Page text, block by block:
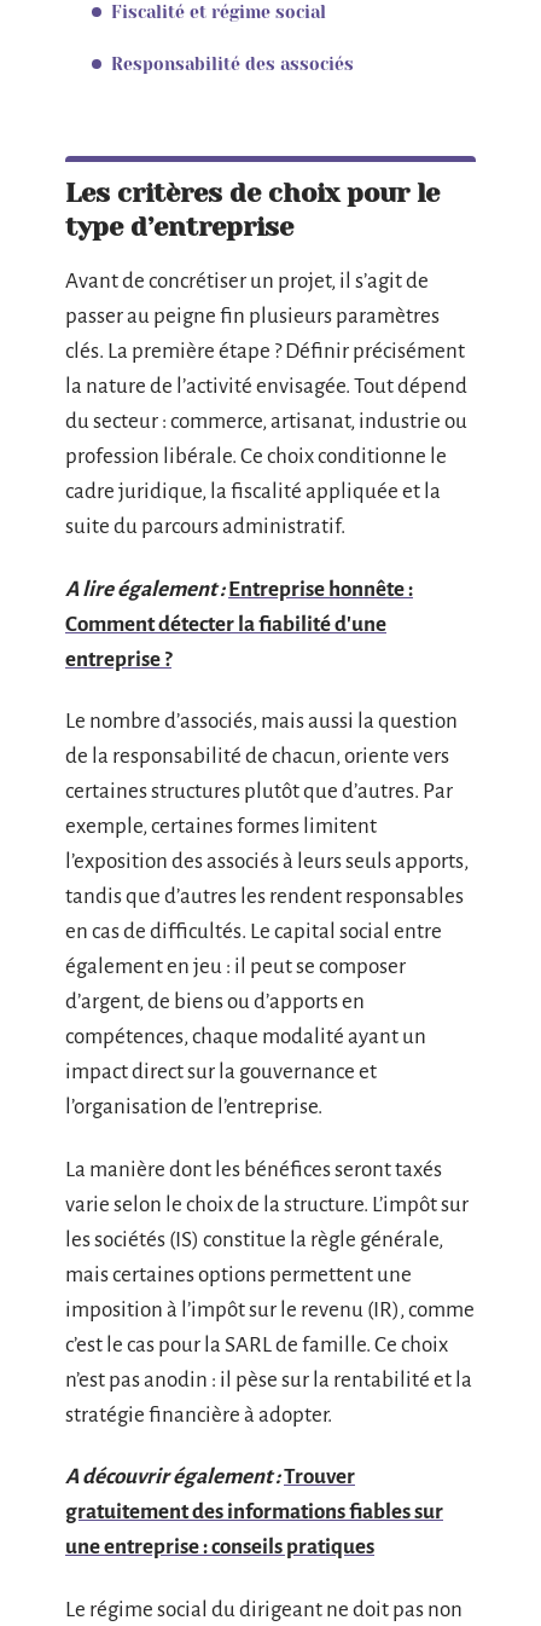
Fiscalité et régime social
Responsabilité des associés
Les critères de choix pour le
type d’entreprise
Avant de concrétiser un projet, il s’agit de
passer au peigne fin plusieurs paramètres
clés. La première étape ? Définir précisément
la nature de l’activité envisagée. Tout dépend
du secteur : commerce, artisanat, industrie ou
profession libérale. Ce choix conditionne le
cadre juridique, la fiscalité appliquée et la
suite du parcours administratif.
A lire également : Entreprise honnête :
Comment détecter la fiabilité d'une
entreprise ?
Le nombre d’associés, mais aussi la question
de la responsabilité de chacun, oriente vers
certaines structures plutôt que d’autres. Par
exemple, certaines formes limitent
l’exposition des associés à leurs seuls apports,
tandis que d’autres les rendent responsables
en cas de difficultés. Le capital social entre
également en jeu : il peut se composer
d’argent, de biens ou d’apports en
compétences, chaque modalité ayant un
impact direct sur la gouvernance et
l’organisation de l’entreprise.
La manière dont les bénéfices seront taxés
varie selon le choix de la structure. L’impôt sur
les sociétés (IS) constitue la règle générale,
mais certaines options permettent une
imposition à l’impôt sur le revenu (IR), comme
c’est le cas pour la SARL de famille. Ce choix
n’est pas anodin : il pèse sur la rentabilité et la
stratégie financière à adopter.
A découvrir également :Trouver
gratuitement des informations fiables sur
une entreprise : conseils pratiques
Le régime social du dirigeant ne doit pas non